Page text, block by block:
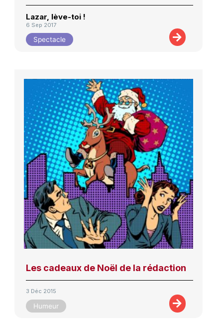
Lazar, lève-toi !
6 Sep 2017
Spectacle
Les cadeaux de Noël de la rédaction
3 Déc 2015
Humeur